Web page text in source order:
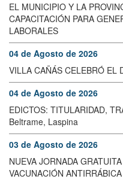
EL MUNICIPIO Y LA
CAPACITACIÓN PARA
LABORALES
04 de Agosto de 2026
VILLA CAÑÁS CELEBRÓ EL
04 de Agosto de 2026
EDICTOS: TITULARIDAD,
Beltrame, Laspina
03 de Agosto de 2026
NUEVA JORNADA
VACUNACIÓN ANTIRRÁBICA